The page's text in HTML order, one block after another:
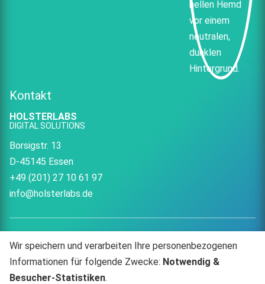
Kontakt
HOLSTERLABS
DIGITAL SOLUTIONS
Borsigstr. 13
D-45145 Essen
+49 (201) 27 10 61 97
info@holsterlabs.de
HOLSTERLABSHOLSTERLABS
Wir speichern und verarbeiten Ihre personenbezogenen
Informationen für folgende Zwecke: Notwendig &
Besucher-Statistiken.